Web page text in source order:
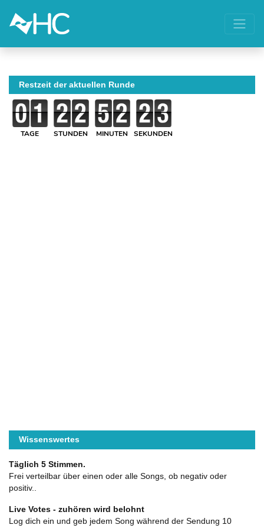
Restzeit der aktuellen Runde
TAGE STUNDEN MINUTEN SEKUNDEN
Wissenswertes
Täglich 5 Stimmen.
Frei verteilbar über einen oder alle Songs, ob negativ oder
positiv..
Live Votes - zuhören wird belohnt
Log dich ein und geb jedem Song während der Sendung 10